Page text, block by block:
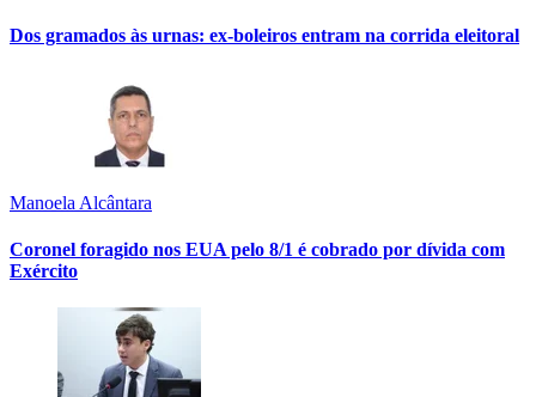
Dos gramados às urnas: ex-boleiros entram na corrida eleitoral
Manoela Alcântara
Coronel foragido nos EUA pelo 8/1 é cobrado por dívida com
Exército